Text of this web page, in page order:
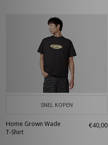
SNEL KOPEN
Home Grown Wade
T-Shirt
€40,00